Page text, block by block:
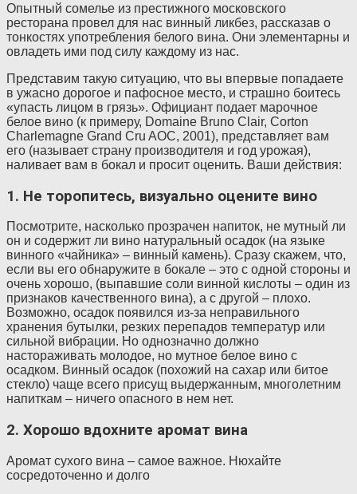
Опытный сомелье из престижного московского
ресторана провел для нас винный ликбез, рассказав о
тонкостях употребления белого вина. Они элементарны и
овладеть ими под силу каждому из нас.
Представим такую ситуацию, что вы впервые попадаете
в ужасно дорогое и пафосное место, и страшно боитесь
«упасть лицом в грязь». Официант подает марочное
белое вино (к примеру, Domaine Bruno Clair, Corton
Charlemagne Grand Cru AOC, 2001), представляет вам
его (называет страну производителя и год урожая),
наливает вам в бокал и просит оценить. Ваши действия:
1. Не торопитесь, визуально оцените вино
Посмотрите, насколько прозрачен напиток, не мутный ли
он и содержит ли вино натуральный осадок (на языке
винного «чайника» – винный камень). Сразу скажем, что,
если вы его обнаружите в бокале – это с одной стороны и
очень хорошо, (выпавшие соли винной кислоты – один из
признаков качественного вина), а с другой – плохо.
Возможно, осадок появился из-за неправильного
хранения бутылки, резких перепадов температур или
сильной вибрации. Но однозначно должно
настораживать молодое, но мутное белое вино с
осадком. Винный осадок (похожий на сахар или битое
стекло) чаще всего присущ выдержанным, многолетним
напиткам – ничего опасного в нем нет.
2. Хорошо вдохните аромат вина
Аромат сухого вина – самое важное. Нюхайте
сосредоточенно и долго